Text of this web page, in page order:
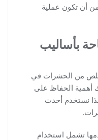
أن تكون عملية
بأساليب
من الحشرات في
أهمية الحفاظ على
نستخدم أحدث
تشمل استخدام